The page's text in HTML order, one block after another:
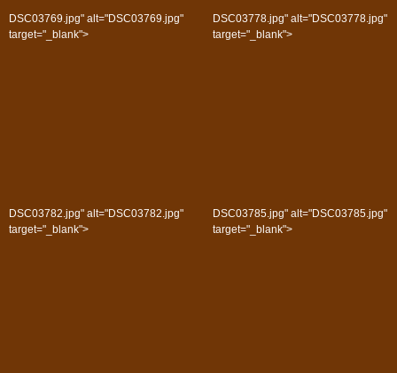
DSC03769.jpg" alt="DSC03769.jpg"
target="_blank">
DSC03778.jpg" alt="DSC03778.jpg"
target="_blank">
DSC03782.jpg" alt="DSC03782.jpg"
target="_blank">
DSC03785.jpg" alt="DSC03785.jpg"
target="_blank">